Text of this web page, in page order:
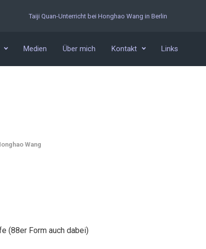
Taiji Quan-Unterricht bei Honghao Wang in Berlin
Medien Über mich Kontakt Links
Wang
(88er Form auch dabei)